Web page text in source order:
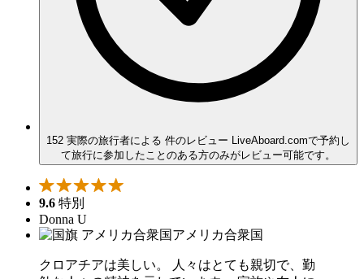
152 実際の旅行者による 件のレビュー LiveAboard.comで予約し
て旅行に参加したことのある方のみがレビュー可能です。
9.6 特別
Donna U
アメリカ合衆国
クロアチアは美しい。 人々はとても親切で、勤